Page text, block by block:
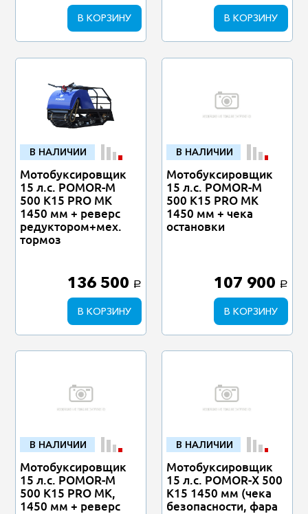
В КОРЗИНУ В КОРЗИНУ
В НАЛИЧИИ
Мотобуксировщик
15 л.с. POMOR-M
500 К15 PRO MK
1450 мм + реверс
редуктором+мех.
тормоз
136 500 a
В КОРЗИНУ
В НАЛИЧИИ
Мотобуксировщик
15 л.с. POMOR-M
500 К15 PRO MK
1450 мм + чека
остановки
107 900 a
В КОРЗИНУ
В НАЛИЧИИ
Мотобуксировщик
15 л.с. POMOR-M
500 К15 PRO MK,
1450 мм + реверс
В НАЛИЧИИ
Мотобуксировщик
15 л.с. POMOR-X 500
К15 1450 мм (чека
безопасности, фара